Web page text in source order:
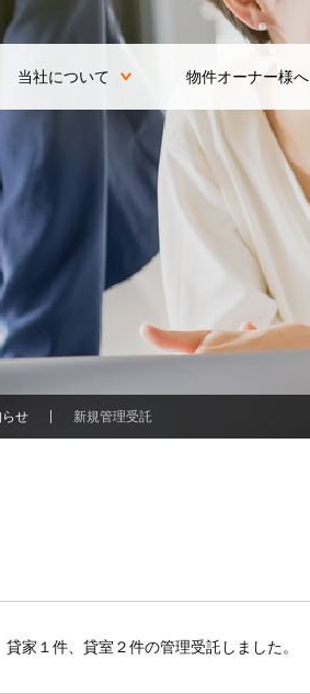
当社について 物件オーナー様へ
らせ 新規管理受託
家１件、貸室２件の管理受託しました。